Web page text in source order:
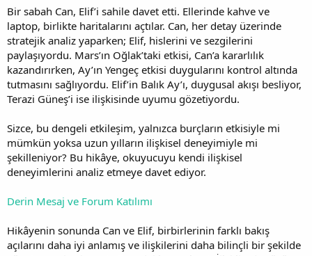
Bir sabah Can, Elif’i sahile davet etti. Ellerinde kahve ve
laptop, birlikte haritalarını açtılar. Can, her detay üzerinde
stratejik analiz yaparken; Elif, hislerini ve sezgilerini
paylaşıyordu. Mars’ın Oğlak’taki etkisi, Can’a kararlılık
kazandırırken, Ay’ın Yengeç etkisi duygularını kontrol altında
tutmasını sağlıyordu. Elif’in Balık Ay’ı, duygusal akışı besliyor,
Terazi Güneş’i ise ilişkisinde uyumu gözetiyordu.
Sizce, bu dengeli etkileşim, yalnızca burçların etkisiyle mi
mümkün yoksa uzun yılların ilişkisel deneyimiyle mi
şekilleniyor? Bu hikâye, okuyucuyu kendi ilişkisel
deneyimlerini analiz etmeye davet ediyor.
Derin Mesaj ve Forum Katılımı
Hikâyenin sonunda Can ve Elif, birbirlerinin farklı bakış
açılarını daha iyi anlamış ve ilişkilerini daha bilinçli bir şekilde